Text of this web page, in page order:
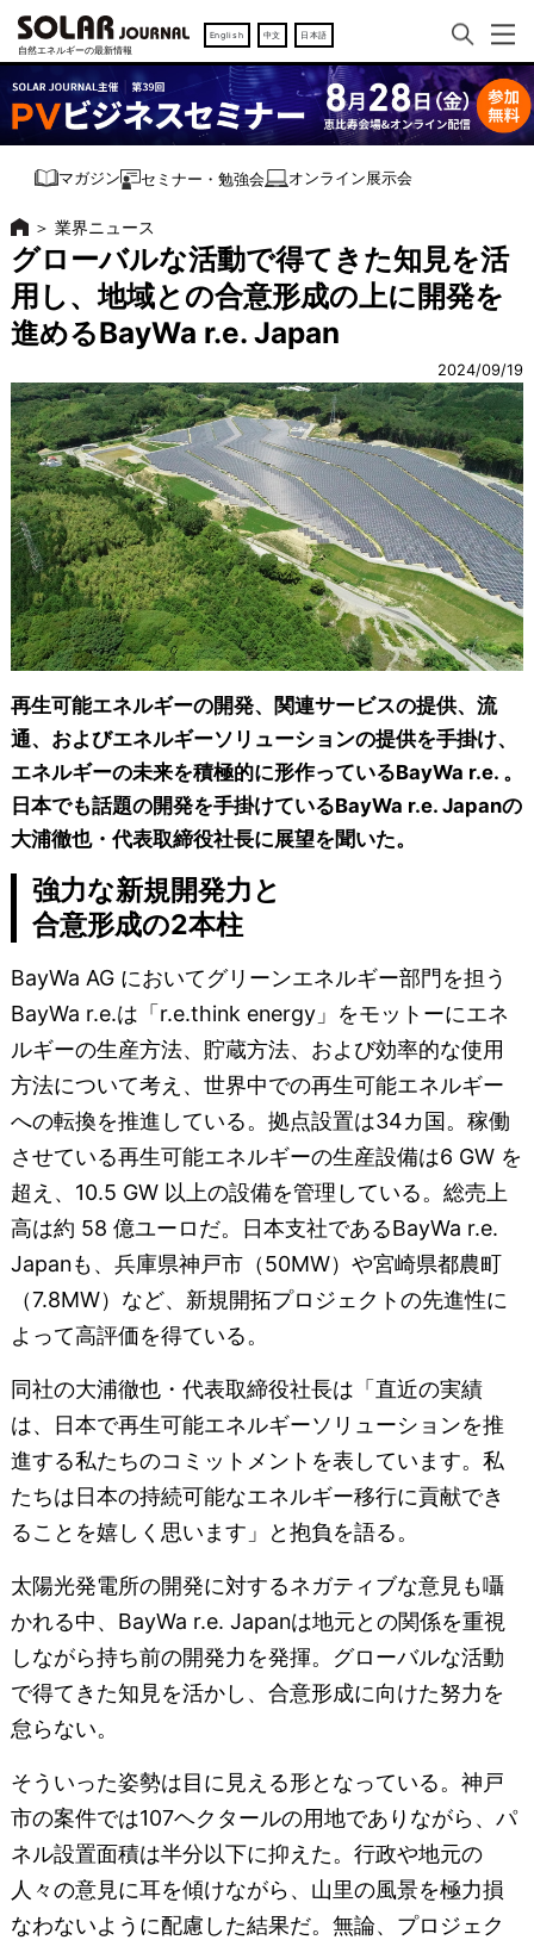
English 中文 日本語
マガジン セミナー・勉強会 オンライン展示会
＞ 業界ニュース
グローバルな活動で得てきた知見を活
用し、地域との合意形成の上に開発を
進めるBayWa r.e. Japan
2024/09/19
再生可能エネルギーの開発、関連サービスの提供、流
通、およびエネルギーソリューションの提供を手掛け、
エネルギーの未来を積極的に形作っているBayWa r.e. 。
日本でも話題の開発を手掛けているBayWa r.e. Japanの
大浦徹也・代表取締役社長に展望を聞いた。
強力な新規開発力と
合意形成の2本柱
BayWa AG においてグリーンエネルギー部門を担う
BayWa r.e.は「r.e.think energy」をモットーにエネ
ルギーの生産方法、貯蔵方法、および効率的な使用
方法について考え、世界中での再生可能エネルギー
への転換を推進している。拠点設置は34カ国。稼働
させている再生可能エネルギーの生産設備は6 GW を
超え、10.5 GW 以上の設備を管理している。総売上
高は約 58 億ユーロだ。日本支社であるBayWa r.e.
Japanも、兵庫県神戸市（50MW）や宮崎県都農町
（7.8MW）など、新規開拓プロジェクトの先進性に
よって高評価を得ている。
同社の大浦徹也・代表取締役社長は「直近の実績
は、日本で再生可能エネルギーソリューションを推
進する私たちのコミットメントを表しています。私
たちは日本の持続可能なエネルギー移行に貢献でき
ることを嬉しく思います」と抱負を語る。
太陽光発電所の開発に対するネガティブな意見も囁
かれる中、BayWa r.e. Japanは地元との関係を重視
しながら持ち前の開発力を発揮。グローバルな活動
で得てきた知見を活かし、合意形成に向けた努力を
怠らない。
そういった姿勢は目に見える形となっている。神戸
市の案件では107ヘクタールの用地でありながら、パ
ネル設置面積は半分以下に抑えた。行政や地元の
人々の意見に耳を傾けながら、山里の風景を極力損
なわないように配慮した結果だ。無論、プロジェク